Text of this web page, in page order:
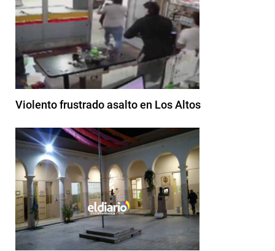
Violento frustrado asalto en Los Altos